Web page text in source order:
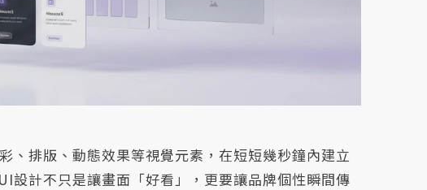
、排版、動態效果等視覺元素，在短短幾秒鐘內建立
設計不只是讓畫面「好看」，更要讓品牌個性瞬間傳